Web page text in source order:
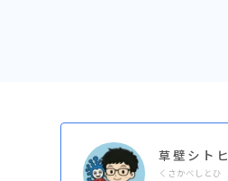
草壁シトヒ
くさかべしとひ